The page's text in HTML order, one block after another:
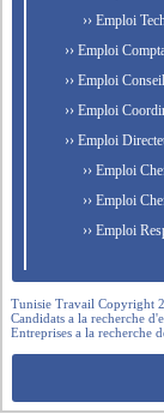
›› Emploi
›› Emploi
›› Emploi
›› Emploi
›› Emploi
›› Emploi
›› Emploi
›› Emploi
Tunisie Travail Copyright
Candidats a la recherche
Entreprises a la recherche